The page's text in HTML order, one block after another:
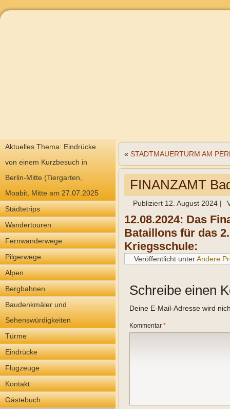
Aktuelles Thema: Eindrücke
von einem Kurzbesuch in
Berlin-Mitte (Tiergarten,
Moabit, Mitte am 27.07.2025
Städtetrips
Wandertouren
Fernwanderwege
Pilgerwege
Alpen
Bergbahnen
Baudenkmäler und
Sehenswürdigkeiten
Türme
Eindrücke
Flugzeuge
Kontakt
Gästebuch
« STADTMAUERTURM AM
FINANZAMT
Publiziert 12. August 2024 |
12.08.2024: Das
Bataillons für das
Kriegsschule:
Veröffentlicht unterAndere
Schreibe einen
Deine E-Mail-Adresse wird
Kommentar *